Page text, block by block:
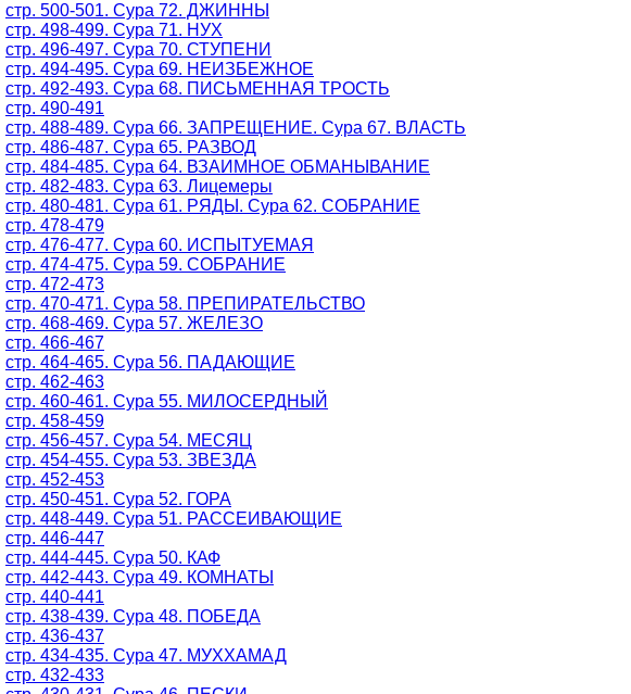
стр. 500-501. Сура 72. ДЖИННЫ
стр. 498-499. Сура 71. НУХ
стр. 496-497. Сура 70. СТУПЕНИ
стр. 494-495. Сура 69. НЕИЗБЕЖНОЕ
стр. 492-493. Сура 68. ПИСЬМЕННАЯ ТРОСТЬ
стр. 490-491
стр. 488-489. Сура 66. ЗАПРЕЩЕНИЕ. Сура 67. ВЛАСТЬ
стр. 486-487. Сура 65. РАЗВОД
стр. 484-485. Сура 64. ВЗАИМНОЕ ОБМАНЫВАНИЕ
стр. 482-483. Сура 63. Лицемеры
стр. 480-481. Сура 61. РЯДЫ. Сура 62. СОБРАНИЕ
стр. 478-479
стр. 476-477. Сура 60. ИСПЫТУЕМАЯ
стр. 474-475. Сура 59. СОБРАНИЕ
стр. 472-473
стр. 470-471. Сура 58. ПРЕПИРАТЕЛЬСТВО
стр. 468-469. Сура 57. ЖЕЛЕЗО
стр. 466-467
стр. 464-465. Сура 56. ПАДАЮЩИЕ
стр. 462-463
стр. 460-461. Сура 55. МИЛОСЕРДНЫЙ
стр. 458-459
стр. 456-457. Сура 54. МЕСЯЦ
стр. 454-455. Сура 53. ЗВЕЗДА
стр. 452-453
стр. 450-451. Сура 52. ГОРА
стр. 448-449. Сура 51. РАССЕИВАЮЩИЕ
стр. 446-447
стр. 444-445. Сура 50. КАФ
стр. 442-443. Сура 49. КОМНАТЫ
стр. 440-441
стр. 438-439. Сура 48. ПОБЕДА
стр. 436-437
стр. 434-435. Сура 47. МУХХАМАД
стр. 432-433